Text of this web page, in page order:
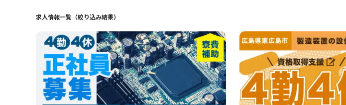
求人情報一覧（絞り込み結果）